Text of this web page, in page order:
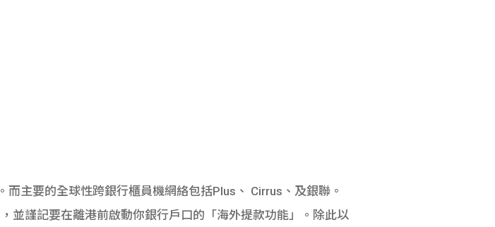
主要的全球性跨銀行櫃員機網絡包括Plus、 Cirrus、及銀聯。
並謹記要在離港前啟動你銀行戶口的「海外提款功能」。除此以